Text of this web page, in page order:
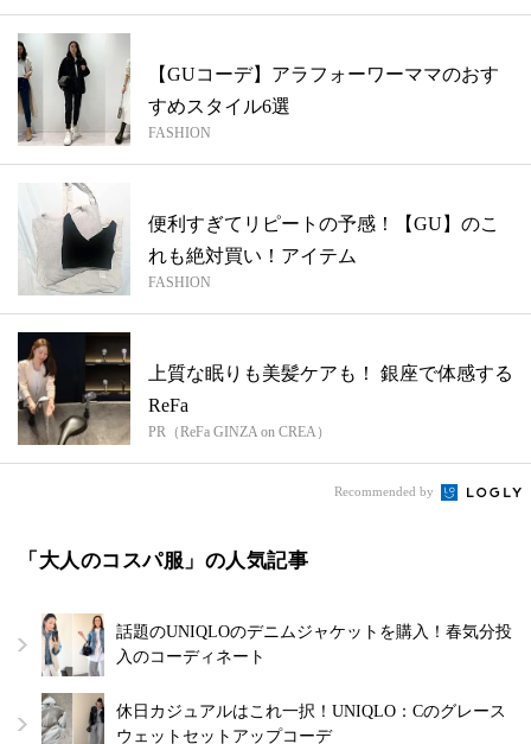
【GUコーデ】アラフォーワーママのおす
すめスタイル6選
FASHION
便利すぎてリピートの予感！【GU】のこ
れも絶対買い！アイテム
FASHION
上質な眠りも美髪ケアも！ 銀座で体感する
ReFa
PR（ReFa GINZA on CREA）
Recommended by
「大人のコスパ服」の人気記事
話題のUNIQLOのデニムジャケットを購入！春気分投
入のコーディネート
休日カジュアルはこれ一択！UNIQLO：Cのグレース
ウェットセットアップコーデ